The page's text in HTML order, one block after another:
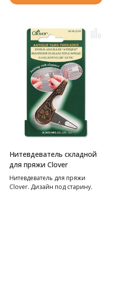
Нитевдеватель складной
для пряжи Clover
Нитевдеватель для пряжи
Clover. Дизайн под старину.